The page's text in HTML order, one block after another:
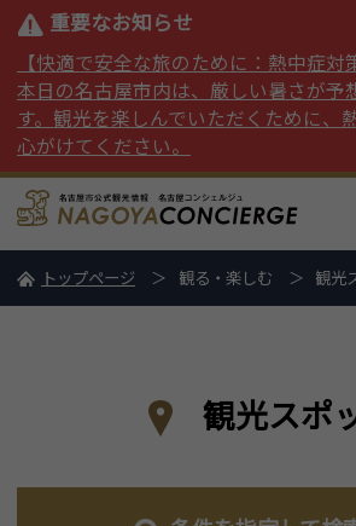
重要なお知らせ
【快適で安全な旅のために：熱中症対
本日の名古屋市内は、厳しい暑さが予
す。観光を楽しんでいただくために、
心がけてください。
トップページ 観る・楽しむ 観光
観光スポ